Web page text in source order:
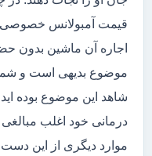
قیمت آمبولانس خصوصی
اجاره آن ماشین بدون
موضوع بدیهی است و
شاهد این موضوع بوده
درمانی خود اغلب
موارد دیگری از این دست